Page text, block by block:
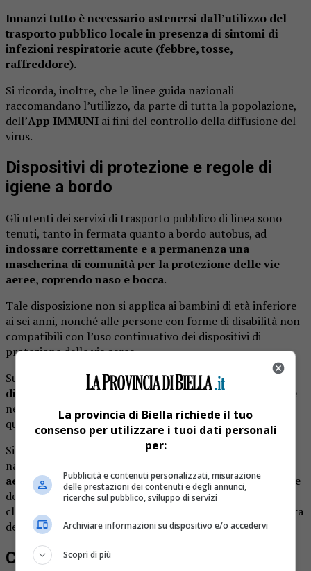
Innanzi tutto è necessario astenersi dall’utilizzo del
trasporto pubblico locale in presenza di sintomi di
infezioni respiratorie acute (febbre, tosse,
raffreddore).
Si ricorda, inoltre, che le linee guida nazionali
raccomandano l’utilizzo, da parte di tutta la popolazione,
dell’App IMMUNI ai fini del controllo della diffusione del
virus.
Dispositivi di protezione e regole di
igiene a bordo
Gli utenti dei servizi di trasporto pubblico di linea sono
tenuti, tanto in fermata quanto a bordo autobus, ad
indossare correttamente e a permanenza una
mascherina di comunità per la protezione delle vie
aeree, coprendo naso e bocca.
Tale disposizione non si applica ai bambini di età inferiore
ai sei anni, nonché alle persone con forme di disabilità non
compatibili con l’uso continuativo dei dispositivi di
protezione delle vie aeree.
Sugli autobus verranno installatidispenser di soluzione
disinfettante delle mani a disposizione dell’utenza
; se
ne raccomanda il corretto utilizzo non eccedente le
quantità strettamente necessarie.
Si informa l’utenza riguardo al fatto che le linee guida
nazionali impongono di garantire il
aerazione degli autobusin servizio mediante l’esclusione
della funzione di ricircolo dell’aria negli impianti di
climatizzazione, l’apertura delle botole a tetto e l’apertura
dei finestrini (ove presenti).
Capienza degli autobus
La provincia di Biella richiede il tuo
consenso per utilizzare i tuoi dati personali
per:
Pubblicità e contenuti personalizzati, misurazione
delle prestazioni dei contenuti e degli annunci,
ricerche sul pubblico, sviluppo di servizi
Archiviare informazioni su dispositivo e/o accedervi
Scopri di più